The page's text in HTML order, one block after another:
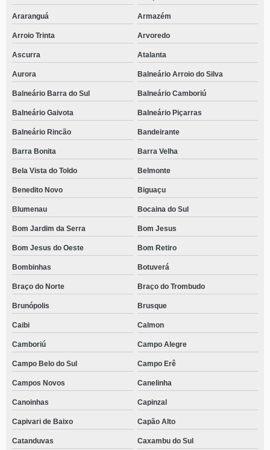
Araranguá Armazém
Arroio Trinta Arvoredo
Ascurra Atalanta
Aurora Balneário Arroio do Silva
Balneário Barra do Sul Balneário Camboriú
Balneário Gaivota Balneário Piçarras
Balneário Rincão Bandeirante
Barra Bonita Barra Velha
Bela Vista do Toldo Belmonte
Benedito Novo Biguaçu
Blumenau Bocaina do Sul
Bom Jardim da Serra Bom Jesus
Bom Jesus do Oeste Bom Retiro
Bombinhas Botuverá
Braço do Norte Braço do Trombudo
Brunópolis Brusque
Caibi Calmon
Camboriú Campo Alegre
Campo Belo do Sul Campo Erê
Campos Novos Canelinha
Canoinhas Capinzal
Capivari de Baixo Capão Alto
Catanduvas Caxambu do Sul